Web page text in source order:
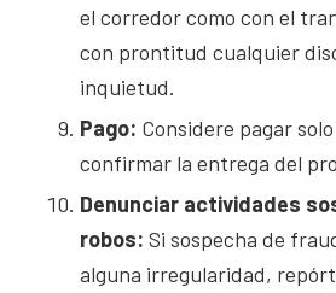
el corredor como con el
con prontitud cualquier
inquietud.
Pago: Considere pagar
confirmar la entrega del
Denunciar actividades
robos: Si sospecha de
alguna irregularidad,